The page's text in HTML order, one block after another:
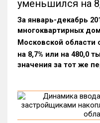
уменьшился на
За январь-декабрь
многоквартирных
Московской области
на 8,7% или на 480,0
значения за тот же